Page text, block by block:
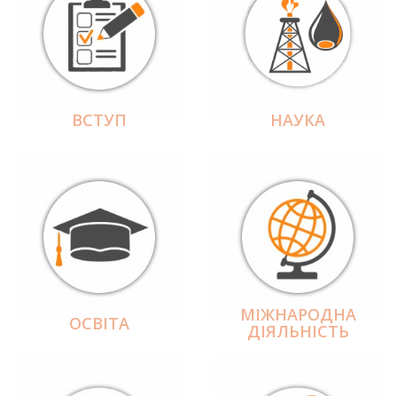
ВСТУП НАУКА
ОСВІТА МІЖНАРОДНА
ДІЯЛЬНІCТЬ